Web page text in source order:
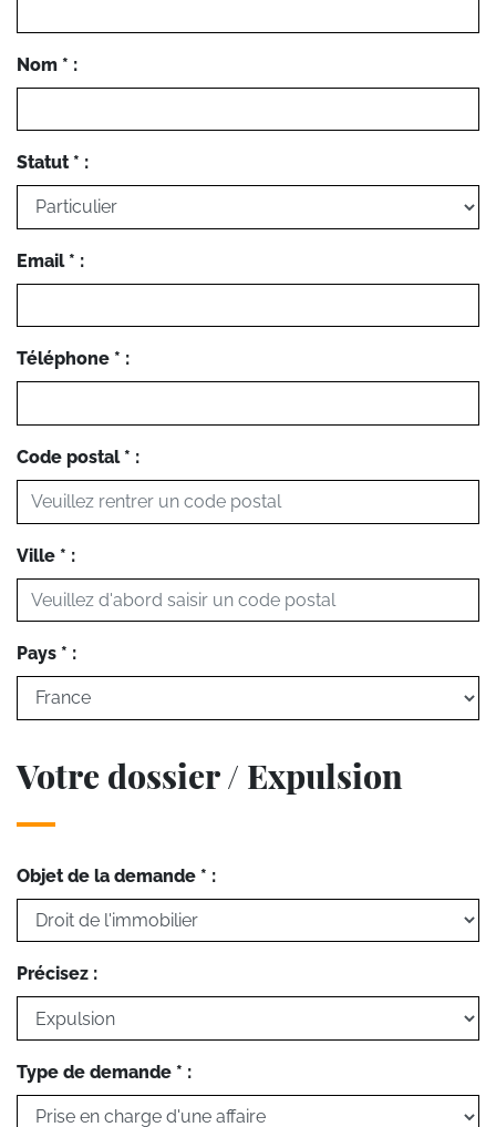
Nom * :
Statut * :
Email * :
Téléphone * :
Code postal * :
Ville * :
Pays * :
Votre dossier / Expulsion
Objet de la demande * :
Précisez :
Type de demande * :